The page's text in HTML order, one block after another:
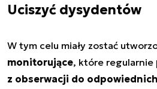
Uciszyć dysydentów
W tym celu miały zostać
monitorujące, które regularnie
z obserwacji do